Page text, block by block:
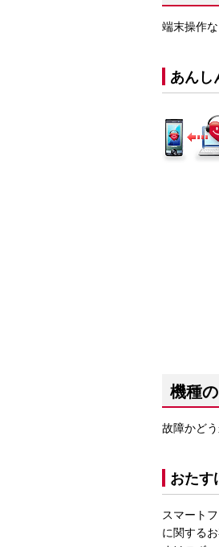
端末操作
あんし
機種
故障かど
おたす
スマート
に関する